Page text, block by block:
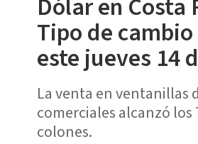
Dólar en Costa
Tipo de
este jueves 14
La venta en ventanillas
comerciales alcanzó los
colones.